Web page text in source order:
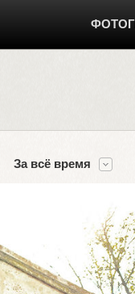
За всё время